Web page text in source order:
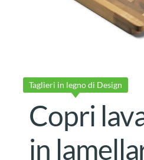
Taglieri in legno di Design
Copri
in